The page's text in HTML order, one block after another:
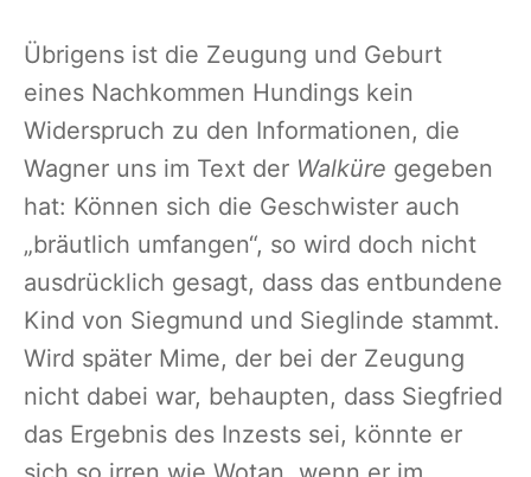
Übrigens ist die Zeugung und Geburt
eines Nachkommen Hundings kein
Widerspruch zu den Informationen, die
Wagner uns im Text der Walküre gegeben
hat: Können sich die Geschwister auch
„bräutlich umfangen“, so wird doch nicht
ausdrücklich gesagt, dass das entbundene
Kind von Siegmund und Sieglinde stammt.
Wird später Mime, der bei der Zeugung
nicht dabei war, behaupten, dass Siegfried
das Ergebnis des Inzests sei, könnte er